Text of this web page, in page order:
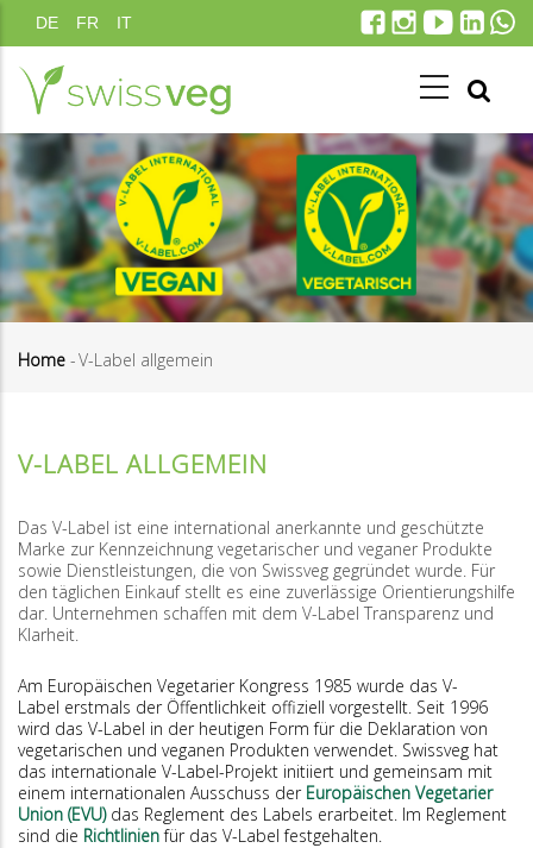
Direkt
zum
Inhalt
DE FR IT
Home -V-Label allgemein
V-LABEL ALLGEMEIN
Das V-Label ist eine international anerkannte und geschützte
Marke zur Kenn­zeichnung vegetarischer und veganer Produkte
sowie Dienstleistungen, die von Swissveg gegründet wurde. Für
den täglichen Einkauf stellt es eine zuverlässige Orientierungshilfe
dar. Unternehmen schaffen mit dem V-Label Transparenz und
Klarheit.
Am Europäischen Vegetarier Kongress 1985 wurde das V-
Label erstmals der Öffentlichkeit offiziell vorgestellt. Seit 1996
wird das V-Label in der heutigen Form für die Deklaration von
vegetarischen und veganen Produkten verwendet. Swissveg hat
das internationale V-Label-Projekt initiiert und gemeinsam mit
einem internationalen Ausschuss der Europäischen Vegetarier
Union (EVU)das Reglement des Labels erarbeitet. Im Reglement
sind die Richtlinienfür das V-Label festgehalten.